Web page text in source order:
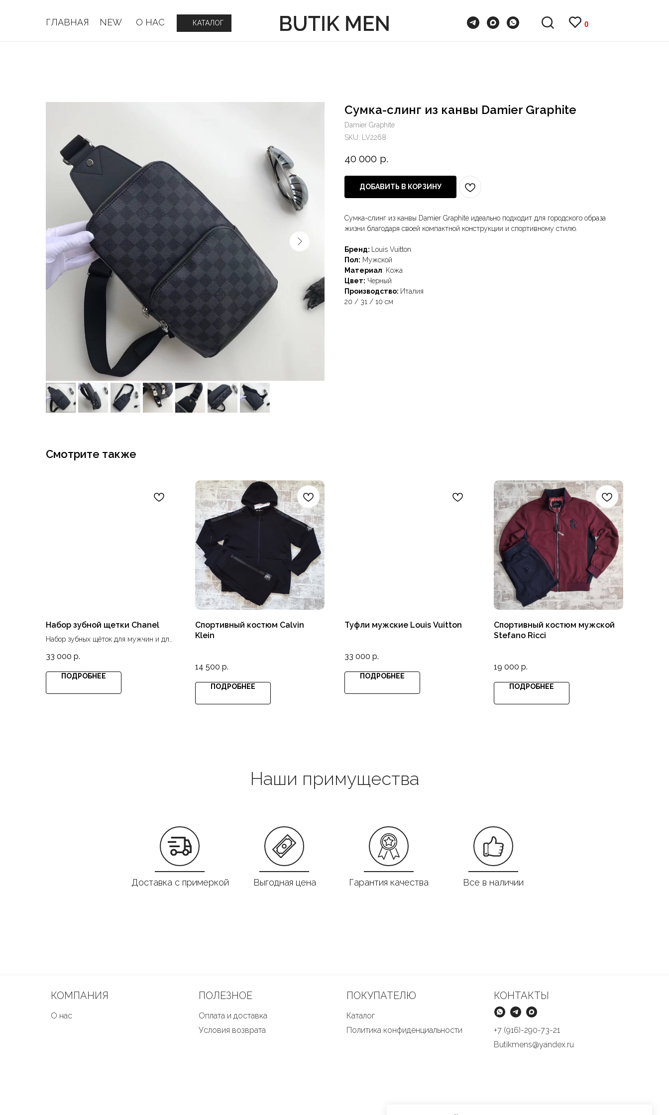
0
NEW О НАС
ГЛАВНАЯ КАТАЛОГ 0
NEW О НАС
ГЛАВНАЯ КАТАЛОГ
Сумка-слинг из канвы Damier Graphite
Damier Graphite
SKU:
LV2268
40 000 р.
ДОБАВИТЬ В КОРЗИНУ
Сумка-слинг из канвы Damier Graphite идеально подходит для городского образа
жизни благодаря своей компактной конструкции и спортивному стилю.
Бренд: Louis Vuitton
Пол: Мужской
Материал: Кожа
Цвет: Черный
Производство: Италия
20 / 31 / 10 см
Смотрите также
Набор зубной щетки Chanel
Набор зубных щёток для мужчин и для
33 000 р.
ПОДРОБНЕЕ
Спортивный костюм Calvin
Klein
14 500 р.
ПОДРОБНЕЕ
Туфли мужские Louis Vuitton
33 000 р.
ПОДРОБНЕЕ
Спортивный костюм мужской
Stefano Ricci
19 000 р.
ПОДРОБНЕЕ
Доставка с примеркой Выгодная цена Гарантия качества Все в наличии
Наши примущества
КОМПАНИЯ
О нас
ПОЛЕЗНОЕ
Оплата и доставка
Условия возврата
ПОКУПАТЕЛЮ
Каталог
Политика конфиденциальности
КОНТАКТЫ
Butikmens@yandex.ru
+7 (916)-290-73-21